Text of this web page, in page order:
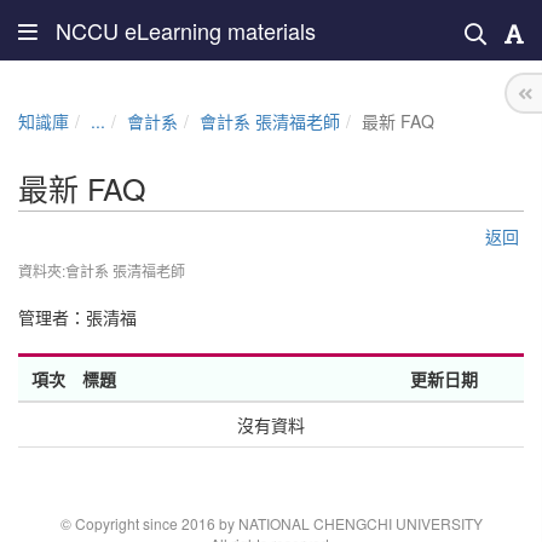
NCCU eLearning materials
知識庫 ... 會計系 會計系 張清福老師 最新 FAQ
最新 FAQ
返回
資料夾:會計系 張清福老師
管理者： 張清福
項次 標題
更新日期
沒有資料
© Copyright since 2016 by NATIONAL CHENGCHI UNIVERSITY